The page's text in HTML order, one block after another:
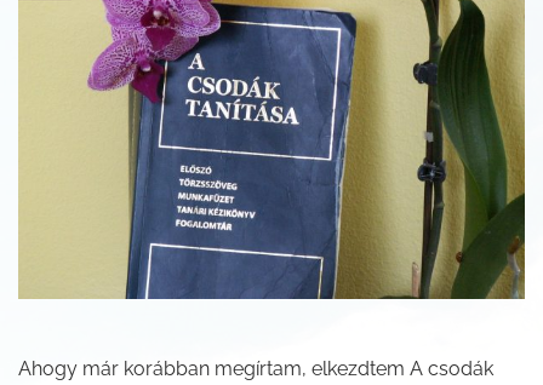
Ahogy már korábban megírtam, elkezdtem A csodák